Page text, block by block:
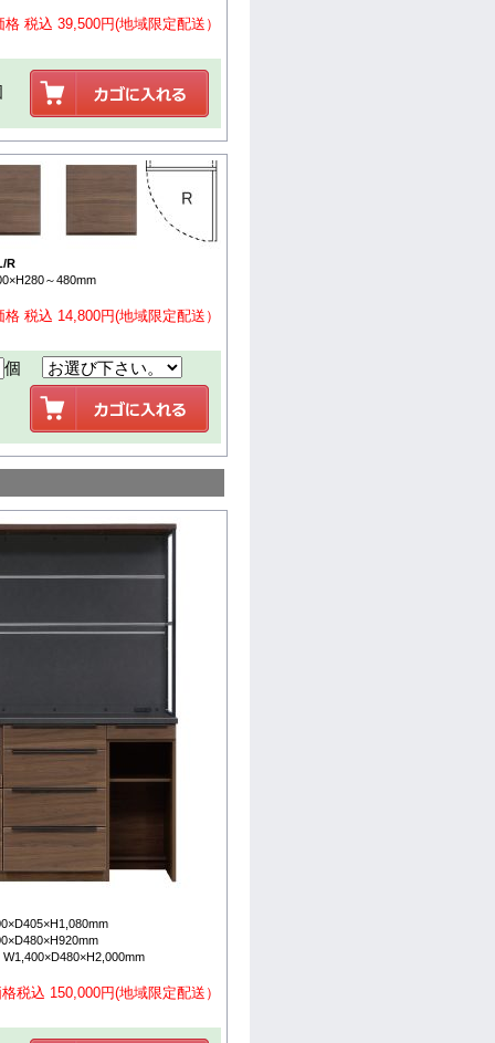
格 税込 39,500円(地域限定配送）
R
～480mm
格 税込 14,800円(地域限定配送）
個
税込 150,000円(地域限定配送）